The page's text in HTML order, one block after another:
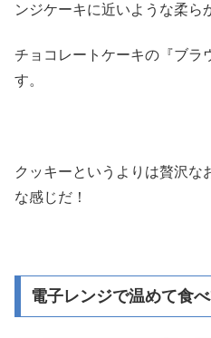
ンジケーキに近いような柔ら
チョコレートケーキの『ブラ
す。
クッキーというよりは贅沢な
な感じだ！
電子レンジで温めて食